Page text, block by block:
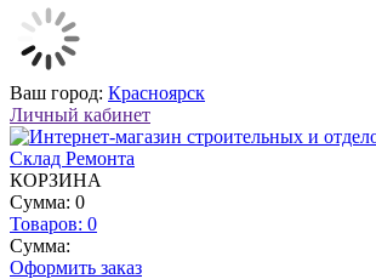
Ваш город: Красноярск
Личный кабинет
КОРЗИНА
Сумма: 0
Товаров: 0
Сумма:
Оформить заказ